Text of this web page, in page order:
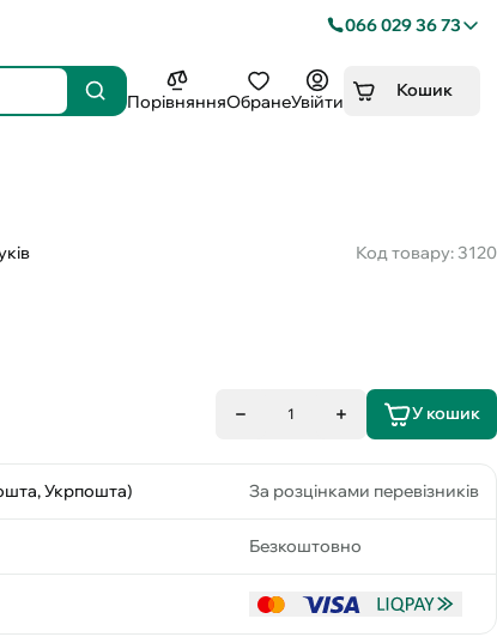
066 029 36 73
ПорівнянняОбранеУвійти
Кошик
Код товару: 3120
1 У кошик
Укрпошта) За розцінками перевізників
Безкоштовно